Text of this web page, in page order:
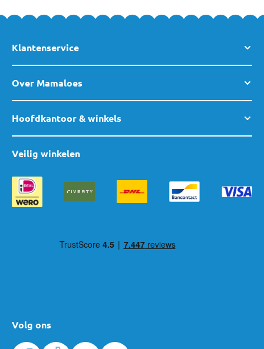
Klantenservice
Over Mamaloes
Hoofdkantoor & winkels
Volg ons
Veilig winkelen